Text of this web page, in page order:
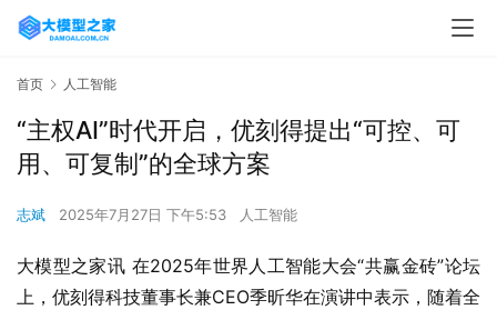
首页 人工智能
“主权AI”时代开启，优刻得提出“可控、可
用、可复制”的全球方案
志斌 2025年7月27日 下午5:53 人工智能
大模型之家讯 在2025年世界人工智能大会“共赢金砖”论坛
上，优刻得科技董事长兼CEO季昕华在演讲中表示，随着全